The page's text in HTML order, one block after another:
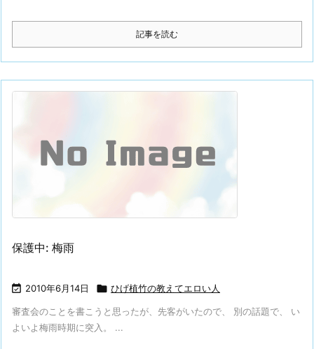
記事を読む
保護中: 梅雨
 2010年6月14日  ひげ植竹の教えてエロい人
審査会のことを書こうと思ったが、先客がいたので、 別の話題で、 い
よいよ梅雨時期に突入。 ...